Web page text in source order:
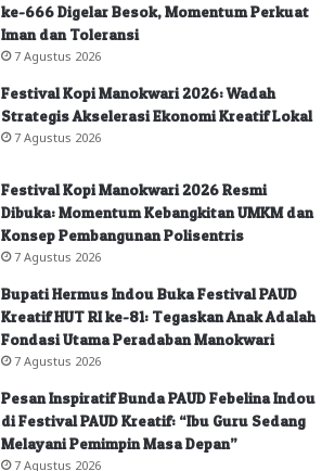
ke-666 Digelar Besok, Momentum Perkuat
Iman dan Toleransi
7 Agustus 2026
Festival Kopi Manokwari 2026: Wadah
Strategis Akselerasi Ekonomi Kreatif Lokal
7 Agustus 2026
Festival Kopi Manokwari 2026 Resmi
Dibuka: Momentum Kebangkitan UMKM dan
Konsep Pembangunan Polisentris
7 Agustus 2026
Bupati Hermus Indou Buka Festival PAUD
Kreatif HUT RI ke-81: Tegaskan Anak Adalah
Fondasi Utama Peradaban Manokwari
7 Agustus 2026
Pesan Inspiratif Bunda PAUD Febelina Indou
di Festival PAUD Kreatif: “Ibu Guru Sedang
Melayani Pemimpin Masa Depan”
7 Agustus 2026